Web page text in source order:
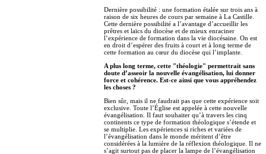
Dernière possibilité : une formation étalée sur trois ans à
raison de six heures de cours par semaine à La Castille.
Cette dernière possibilité a l’avantage d’accueillir les
prêtres et laïcs du diocèse et de mieux enraciner
l’expérience de formation dans la vie diocésaine. On est
en droit d’espérer des fruits à court et à long terme de
cette formation au cœur du diocèse qui l’implante.
A plus long terme, cette "théologie" permettrait sans
doute d’asseoir la nouvelle évangélisation, lui donner
force et cohérence. Est-ce ainsi que vous appréhendez
les choses ?
Bien sûr, mais il ne faudrait pas que cette expérience soit
exclusive. Toute l’Église est appelée à cette nouvelle
évangélisation. Il faut souhaiter qu’à travers les cinq
continents ce type de formation théologique s’étende et
se multiplie. Les expériences si riches et variées de
l’évangélisation dans le monde méritent d’être
considérées à la lumière de la réflexion théologique. Il ne
s’agit surtout pas de placer la lampe de l’évangélisation